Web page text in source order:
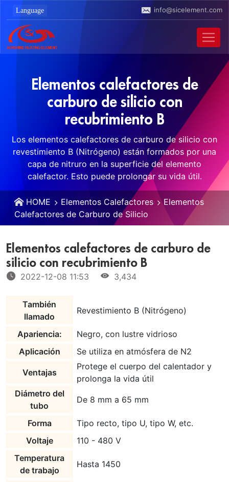
info@sicelement.com
Elementos calefactores de
carburo de silicio con
recubrimiento B
Los elementos calefactores de carburo de silicio con
revestimiento B (Nitrógeno) están formados por una
capa de nitruro en la superficie del elemento
calefactor. Esto puede prolongar su vida útil.
HOME Elementos Calefactores
Elementos
Calefactores de Carburo de Silicio
Elementos calefactores de carburo de
silicio con recubrimiento B
2022-12-08 11:53 3,434
También
llamado
Revestimiento B (Nitrógeno)
Apariencia:
Negro, con lustre vidrioso
Aplicación
Se utiliza en atmósfera de N2
Ventajas
Protege el cuerpo del calentador y
prolonga la vida útil
Diámetro del
tubo
De 8 mm a 65 mm
Forma
Tipo recto, tipo U, tipo W, etc.
Voltaje
110 - 480 V
Temperatura
de trabajo
Hasta 1450